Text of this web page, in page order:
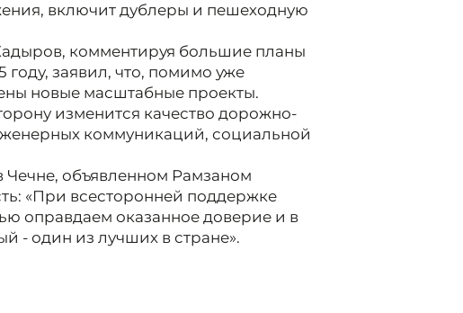
включит дублеры и пешеходную
комментируя большие планы
году, заявил, что, помимо уже
новые масштабные проекты.
изменится качество дорожно-
коммуникаций, социальной
Чечне, объявленном Рамзаном
«При всесторонней поддержке
оправдаем оказанное доверие и в
- один из лучших в стране».